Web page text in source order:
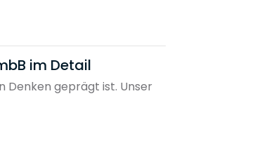
im Detail
Denken geprägt ist. Unser